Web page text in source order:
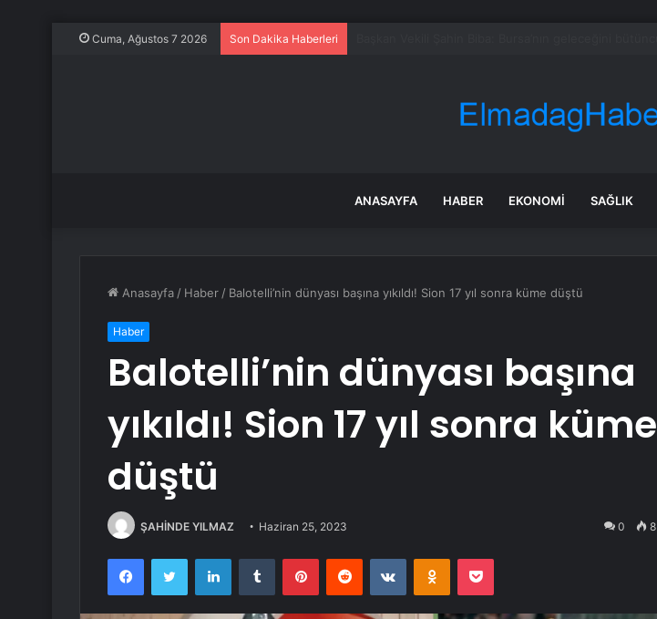
Cuma, Ağustos 7 2026 Son Dakika Haberleri
ANASAYFA HABER EKONOMI SAĞLIK
Anasayfa / Haber / Balotelli’nin dünyası başına yıkıldı! Sion 17 yıl sonra küme düştü
Haber
Balotelli’nin dünyası başına
yıkıldı! Sion 17 yıl sonra küme
düştü
ŞAHİNDE YILMAZ Haziran 25, 2023 0 8
FacebookTwitter LinkedInTumblr PinterestReddit VKontakteOdnoklassniki
Pocket